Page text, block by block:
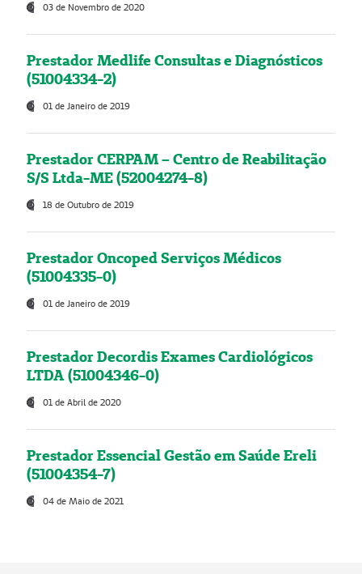
03 de Novembro de 2020
Prestador Medlife Consultas e Diagnósticos
(51004334-2)
01 de Janeiro de 2019
Prestador CERPAM – Centro de Reabilitação
S/S Ltda-ME (52004274-8)
18 de Outubro de 2019
Prestador Oncoped Serviços Médicos
(51004335-0)
01 de Janeiro de 2019
Prestador Decordis Exames Cardiológicos
LTDA (51004346-0)
01 de Abril de 2020
Prestador Essencial Gestão em Saúde Ereli
(51004354-7)
04 de Maio de 2021